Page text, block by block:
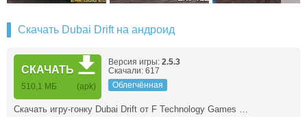
Скачать Dubai Drift на андроид
СКАЧАТЬ
510,1 МБ (apk)
Версия игры: 2.5.3
Скачали: 617
Облегчённая
Скачать игру-гонку Dubai Drift от F Technology Games …